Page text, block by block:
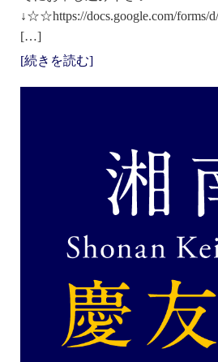
↓☆☆https://docs.google.com/forms/
[…]
[続きを読む]